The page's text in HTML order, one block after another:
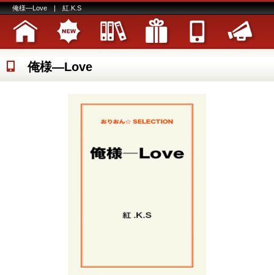
俺様―Love | 紅.K.S
俺様―Love